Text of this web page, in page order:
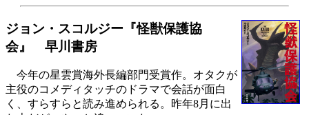
ジョン・スコルジー『怪獣保護協
会』 早川書房
今年の星雲賞海外長編部門受賞作。オタクが
主役のコメディタッチのドラマで会話が面白
く、すらすらと読み進められる。昨年8月に出